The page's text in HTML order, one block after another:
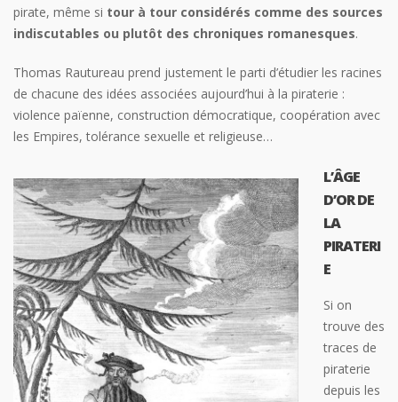
pirate, même si tour à tour considérés comme des sources
indiscutables ou plutôt des chroniques romanesques.
Thomas Rautureau prend justement le parti d’étudier les racines
de chacune des idées associées aujourd’hui à la piraterie :
violence païenne, construction démocratique, coopération avec
les Empires, tolérance sexuelle et religieuse…
L’ÂGE
D’OR DE
LA
PIRATERI
E
Si on
trouve des
traces de
piraterie
depuis les